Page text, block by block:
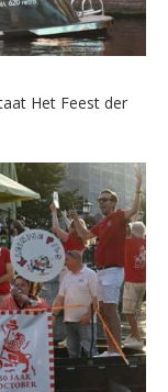
Het Feest der